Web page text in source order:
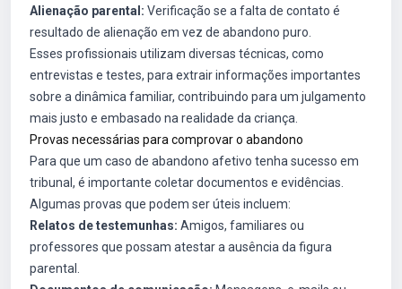
Alienação parental: Verificação se a falta de contato é
resultado de alienação em vez de abandono puro.
Esses profissionais utilizam diversas técnicas, como
entrevistas e testes, para extrair informações importantes
sobre a dinâmica familiar, contribuindo para um julgamento
mais justo e embasado na realidade da criança.
Provas necessárias para comprovar o abandono
Para que um caso de abandono afetivo tenha sucesso em
tribunal, é importante coletar documentos e evidências.
Algumas provas que podem ser úteis incluem:
Relatos de testemunhas: Amigos, familiares ou
professores que possam atestar a ausência da figura
parental.